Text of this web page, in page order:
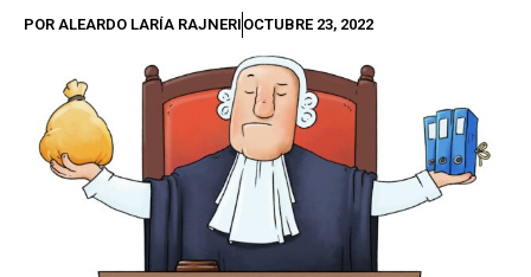
POR ALEARDO LARÍA RAJNERI OCTUBRE 23, 2022